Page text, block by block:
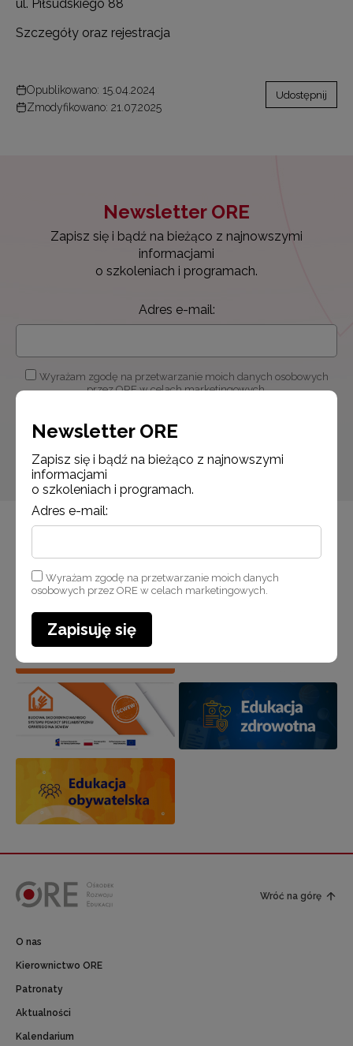
ul. Piłsudskiego 88
Szczegóły oraz rejestracja
Opublikowano: 15.04.2024
Zmodyfikowano: 21.07.2025
Udostępnij
Newsletter ORE
Zapisz się i bądź na bieżąco z najnowszymi
informacjami
o szkoleniach i programach.
Adres e-mail:
Wyrażam zgodę na przetwarzanie moich danych osobowych
przez ORE w celach marketingowych.
Zapisuję się
Wróć na górę
O nas
Kierownictwo ORE
Patronaty
Aktualności
Kalendarium
Newsletter ORE
Zapisz się i bądź na bieżąco z najnowszymi
informacjami
o szkoleniach i programach.
Adres e-mail:
Wyrażam zgodę na przetwarzanie moich danych
osobowych przez ORE w celach marketingowych.
Zapisuję się